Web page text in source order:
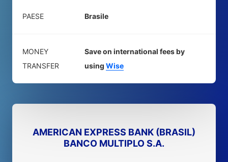
PAESE Brasile
MONEY
TRANSFER
Save on international fees by
using Wise
AMERICAN EXPRESS BANK (BRASIL)
BANCO MULTIPLO S.A.